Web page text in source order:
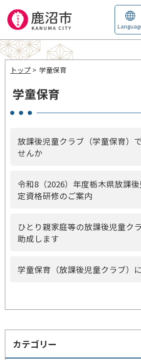
トップ > 学童保育
学童保育
放課後児童クラブ（学童保育）
せんか
令和8（2026）年度栃木県放課
定資格研修のご案内
ひとり親家庭等の放課後児童ク
助成します
学童保育（放課後児童クラブ）
カテゴリー